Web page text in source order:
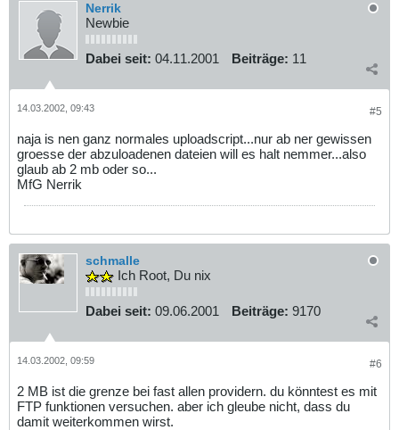
Nerrik
Newbie
Dabei seit: 04.11.2001 Beiträge: 11
#5
14.03.2002, 09:43
naja is nen ganz normales uploadscript...nur ab ner gewissen
groesse der abzuloadenen dateien will es halt nemmer...also
glaub ab 2 mb oder so...
MfG Nerrik
schmalle
Ich Root, Du nix
Dabei seit: 09.06.2001 Beiträge: 9170
#6
14.03.2002, 09:59
2 MB ist die grenze bei fast allen providern. du könntest es mit
FTP funktionen versuchen. aber ich gleube nicht, dass du
damit weiterkommen wirst.